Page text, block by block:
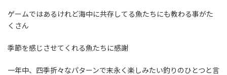
ゲームではあるけれど海中に共存してる魚たちにも教わる事がた
くさん
季節を感じさせてくれる魚たちに感謝
一年中、四季折々なパターンで末永く楽しみたい釣りのひとつと言